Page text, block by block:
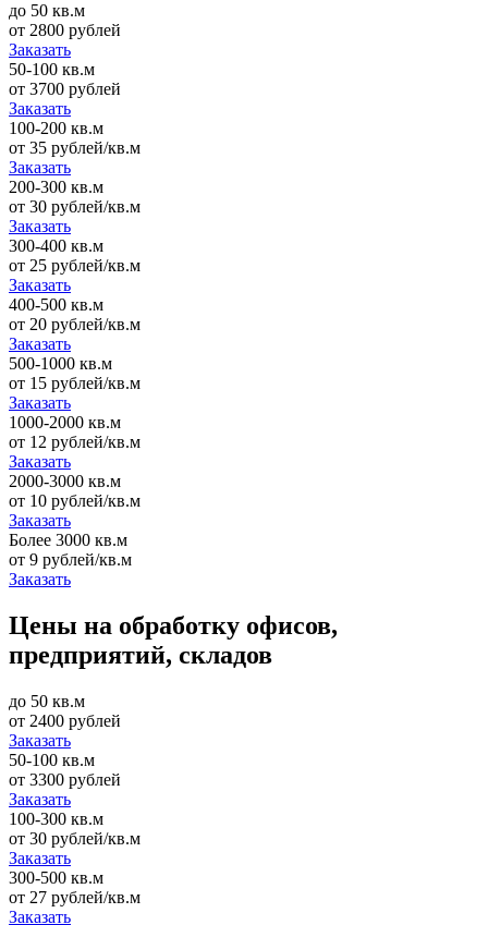
до 50 кв.м
от 2800 рублей
Заказать
50-100 кв.м
от 3700 рублей
Заказать
100-200 кв.м
от 35 рублей/кв.м
Заказать
200-300 кв.м
от 30 рублей/кв.м
Заказать
300-400 кв.м
от 25 рублей/кв.м
Заказать
400-500 кв.м
от 20 рублей/кв.м
Заказать
500-1000 кв.м
от 15 рублей/кв.м
Заказать
1000-2000 кв.м
от 12 рублей/кв.м
Заказать
2000-3000 кв.м
от 10 рублей/кв.м
Заказать
Более 3000 кв.м
от 9 рублей/кв.м
Заказать
Цены на обработку офисов,
предприятий, складов
до 50 кв.м
от 2400 рублей
Заказать
50-100 кв.м
от 3300 рублей
Заказать
100-300 кв.м
от 30 рублей/кв.м
Заказать
300-500 кв.м
от 27 рублей/кв.м
Заказать